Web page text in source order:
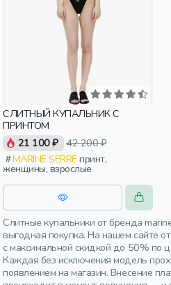
СЛИТНЫЙ КУПАЛЬНИК С
ПРИНТОМ
21 100 ₽ 42 200 ₽
MARINE SERREпринт,
женщины, взрослые
Слитные купальники от бренда
выгодная покупка. На нашем сайте
с максимальной скидкой до 50% по
Каждая без исключения модель
появлением на магазин. Внесение